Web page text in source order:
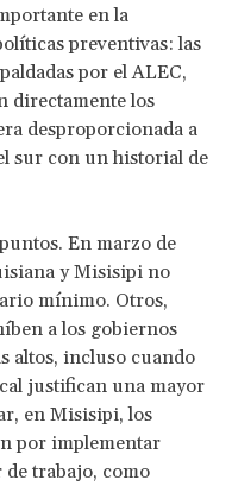
en la
preventivas: las
por el ALEC,
directamente los
desproporcionada a
sur con un historial de
En marzo de
y Misisipi no
mínimo. Otros,
a los gobiernos
altos, incluso cuando
justifican una mayor
en Misisipi, los
por implementar
trabajo, como